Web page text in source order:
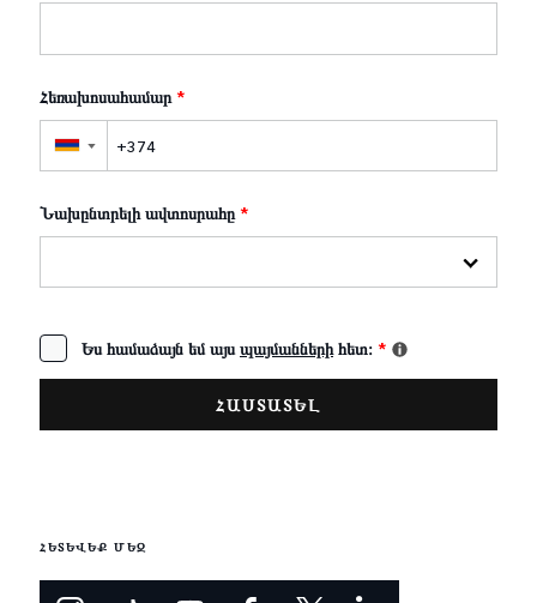
Հեռախոսահամար *
▼
Նախընտրելի ավտոսրահը *
Ես համաձայն եմ այս պայմանների հետ։ *
ՀԵՏԵՎԵՔ ՄԵԶ